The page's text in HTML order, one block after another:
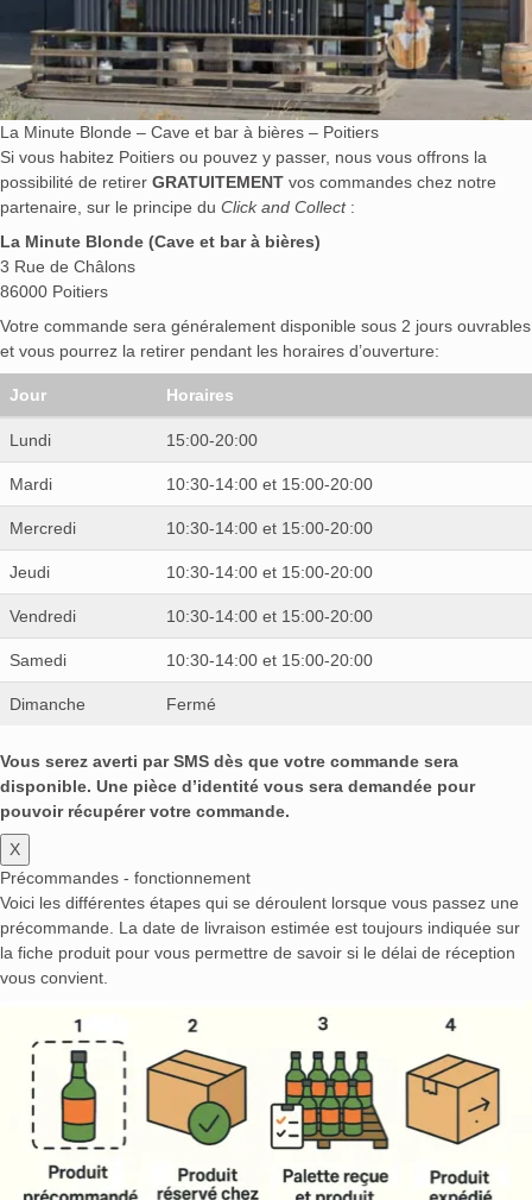
La Minute Blonde – Cave et bar à bières – Poitiers
Si vous habitez Poitiers ou pouvez y passer, nous vous offrons la
possibilité de retirer GRATUITEMENT vos commandes chez notre
partenaire, sur le principe du Click and Collect:
La Minute Blonde (Cave et bar à bières)
3 Rue de Châlons
86000 Poitiers
Votre commande sera généralement disponible sous 2 jours ouvrables
et vous pourrez la retirer pendant les horaires d’ouverture:
Jour Horaires
Lundi 15:00-20:00
Mardi 10:30-14:00 et 15:00-20:00
Mercredi 10:30-14:00 et 15:00-20:00
Jeudi 10:30-14:00 et 15:00-20:00
Vendredi 10:30-14:00 et 15:00-20:00
Samedi 10:30-14:00 et 15:00-20:00
Dimanche Fermé
Vous serez averti par SMS dès que votre commande sera
disponible. Une pièce d’identité vous sera demandée pour
pouvoir récupérer votre commande.
X
Précommandes - fonctionnement
Voici les différentes étapes qui se déroulent lorsque vous passez une
précommande. La date de livraison estimée est toujours indiquée sur
la fiche produit pour vous permettre de savoir si le délai de réception
vous convient.